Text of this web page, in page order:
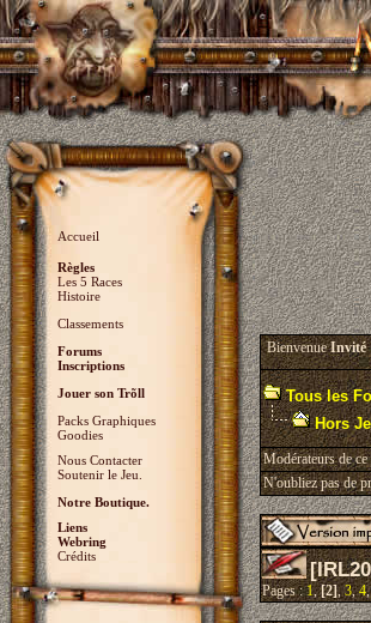
Accueil
Règles
Les 5 Races
Histoire
Classements
Forums
Inscriptions
Jouer son Trõll
Packs Graphiques
Goodies
Nous Contacter
Soutenir le Jeu.
Notre Boutique.
Liens
Webring
Crédits
BienvenueInvité
Tous les
Hors
Modérateurs de
N'oubliez pas de
Pages :1,[2],3,4